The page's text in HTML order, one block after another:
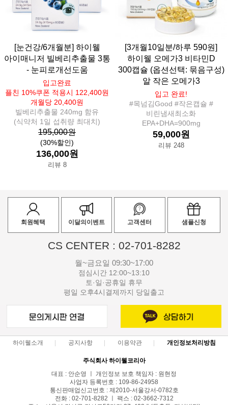
[눈건강/6개월분] 하이웰
아이매니저 빌베리추출물 3통
- 눈피로개선도움
입고완료
플친 10%쿠폰 적용시 122,400원
개월당 20,400원
빌베리추출물 240mg 함유
(식약처 1일 섭취량 최대치)
195,000원
(30%할인)
136,000원
리뷰 8
[3개월10일분/하루 590원]
하이웰 오메가3 비타민D
300캡슐 (옵션선택: 묶음구성)
알 작은 오메가3
입고 완료!
#목넘김Good #작은캡슐 #
비린냄새최소화
EPA+DHA=900mg
59,000원
리뷰 248
회원혜택 이달의이벤트 고객센터 샘플신청
CS CENTER : 02-701-8282
월~금요일 09:30~17:00
점심시간 12:00~13:10
토·일·공휴일 휴무
평일 오후4시결제까지 당일출고
하이웰소개 공지사항 이용약관 개인정보처리방침
주식회사 하이웰코리아
대표 : 안순영 ㅣ 개인정보 보호 책임자 : 원현정
사업자 등록번호 : 109-86-24958
통신판매업신고번호 : 제2010-서울강서-0782호
전화 : 02-701-8282 ㅣ 팩스 : 02-3662-7312